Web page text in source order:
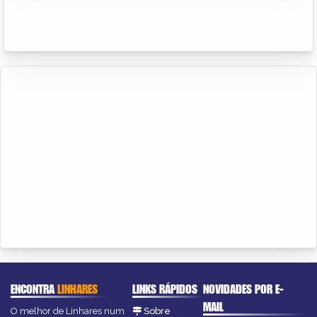
ENCONTRALINHARES
O melhor de Linhares num
LINKS RÁPIDOS
Sobre
NOVIDADES POR E-
MAIL